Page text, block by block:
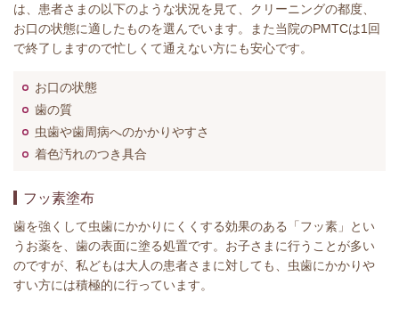
は、患者さまの以下のような状況を見て、クリーニングの都度、
お口の状態に適したものを選んでいます。また当院のPMTCは1回
で終了しますので忙しくて通えない方にも安心です。
お口の状態
歯の質
虫歯や歯周病へのかかりやすさ
着色汚れのつき具合
フッ素塗布
歯を強くして虫歯にかかりにくくする効果のある「フッ素」とい
うお薬を、歯の表面に塗る処置です。お子さまに行うことが多い
のですが、私どもは大人の患者さまに対しても、虫歯にかかりや
すい方には積極的に行っています。